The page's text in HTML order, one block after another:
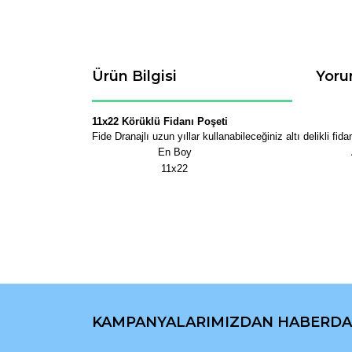
Ürün Bilgisi
11x22 Körüklü Fidanı Poşeti
Fide Dranajlı uzun yıllar kullanabileceğiniz altı delikli
En Boy
11x22
Görüş ve önerileriniz için teşekkür ederiz.
Ürün resmi kalitesiz, bozuk veya
KAMPANYALARIMIZDAN